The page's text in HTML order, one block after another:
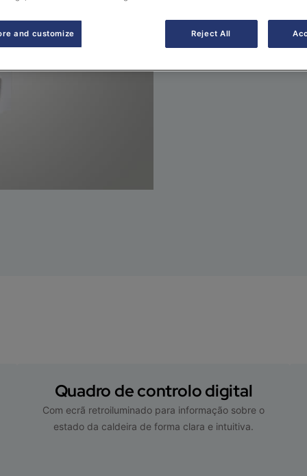
Quadro de controlo digital
Com ecrã retroiluminado para informação sobre o
estado da caldeira de forma clara e intuitiva.
and customize Reject All